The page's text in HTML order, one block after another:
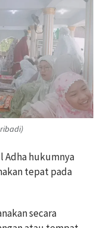
Adha hukumnya
tepat pada
secara